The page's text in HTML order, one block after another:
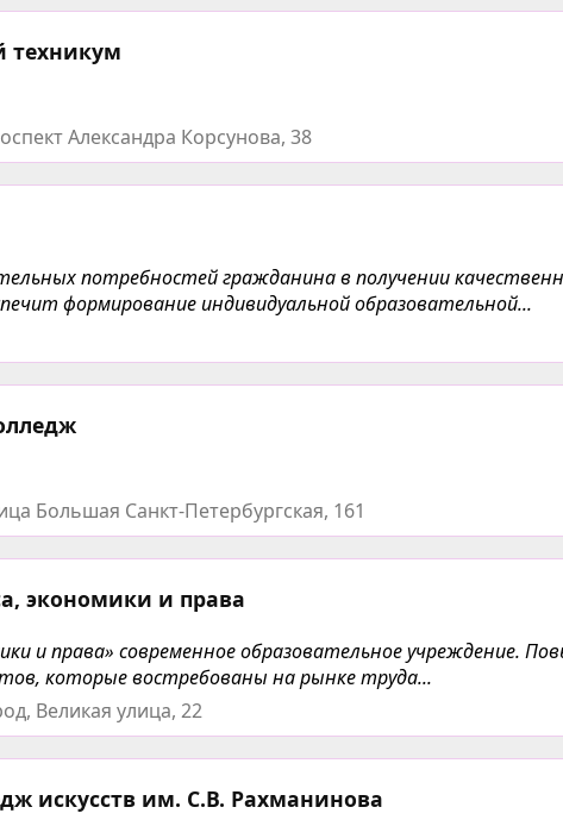
техникум
Александра Корсунова, 38
потребностей гражданина в получении
формирование индивидуальной образовательной...
Большая Санкт-Петербургская, 161
экономики и права
и права» современное образовательное учреждение.
которые востребованы на рынке труда...
Великая улица, 22
искусств им. С.В. Рахманинова